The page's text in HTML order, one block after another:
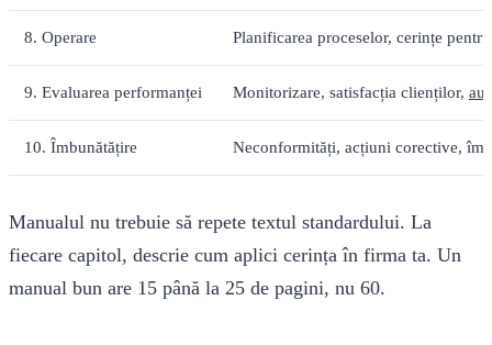
8. Operare Planificarea proceselor, cerințe
9. Evaluarea performanței Monitorizare, satisfacția clienților,
10. Îmbunătățire Neconformități, acțiuni corective,
Manualul nu trebuie să repete textul standardului. La
fiecare capitol, descrie cum aplici cerința în firma ta. Un
manual bun are 15 până la 25 de pagini, nu 60.